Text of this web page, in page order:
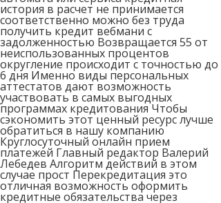
история в расчет не принимается
соответственно можно без труда
получить кредит вебмани с
задолженностью Возвращается 55 от
неиспользованных процентов
округление происходит с точностью до
6 дня Именно виды персональных
аттестатов дают возможность
участвовать в самых выгодных
программах кредитования Чтобы
сэкономить этот ценный ресурс лучше
обратиться в нашу компанию
Круглосуточный онлайн прием
платежей Главный редактор Валерий
Лебедев Алгоритм действий в этом
случае прост Перекредитация это
отличная возможность оформить
кредитные обязательства через